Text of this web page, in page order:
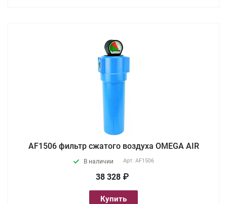
AF1506 фильтр сжатого воздуха OMEGA AIR
В наличии Арт. AF1506
38 328 ₽
Купить